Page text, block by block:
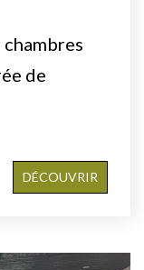
de
DÉCOUVRIR